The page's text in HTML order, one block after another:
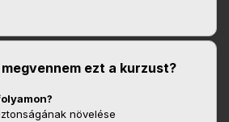
ezt a kurzust?
növelése